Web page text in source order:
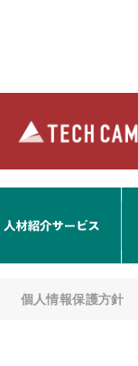
個人情報保護方針